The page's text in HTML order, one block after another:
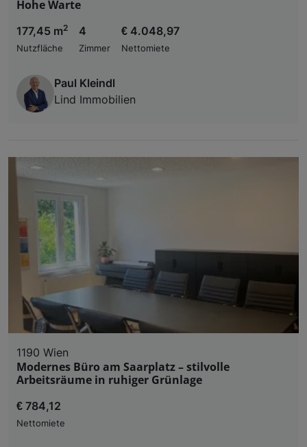
Hohe Warte
177,45 m2
Nutzfläche
4
Zimmer
€ 4.048,97
Nettomiete
Paul Kleindl
Lind Immobilien
1190 Wien
Modernes Büro am Saarplatz – stilvolle
Arbeitsräume in ruhiger Grünlage
€ 784,12
Nettomiete